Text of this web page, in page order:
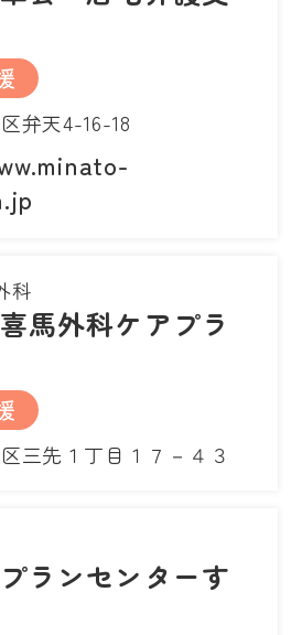
弁天4-16-18
科
馬外科ケアプラ
三先１丁目１７－４３
ランセンターす